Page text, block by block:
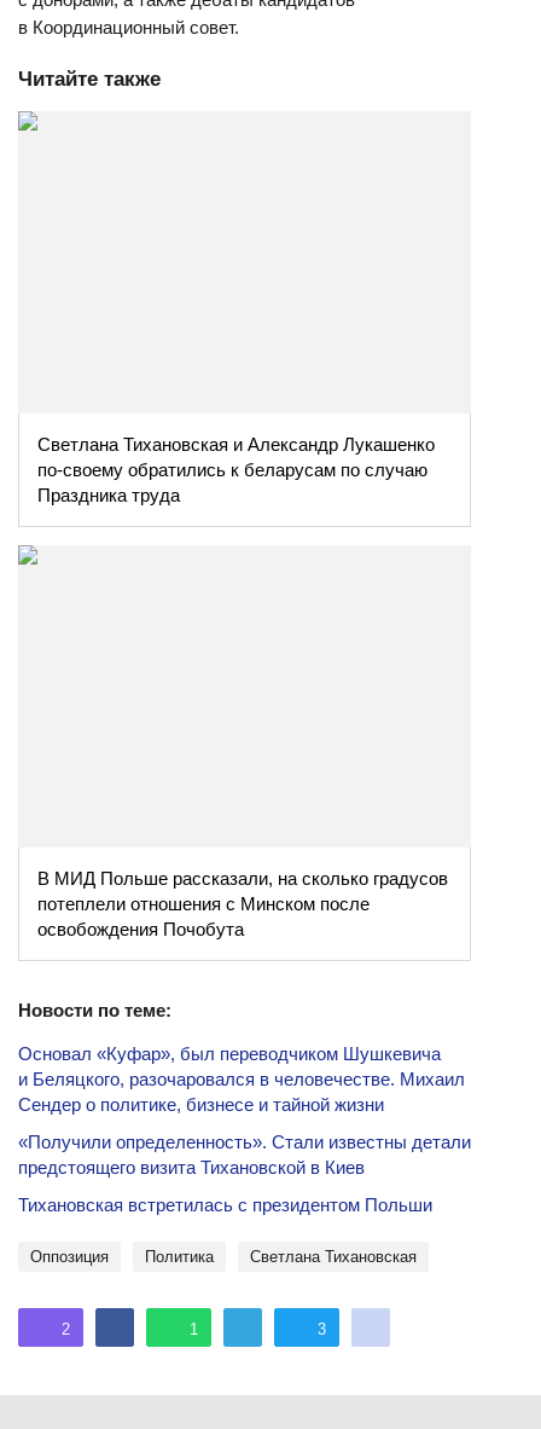
в Координационный совет.
Читайте также
Светлана Тихановская и Александр Лукашенко
по-своему обратились к беларусам по случаю
Праздника труда
В МИД Польше рассказали, на сколько градусов
потеплели отношения с Минском после
освобождения Почобута
Новости по теме:
Основал «Куфар», был переводчиком Шушкевича
и Беляцкого, разочаровался в человечестве. Михаил
Сендер о политике, бизнесе и тайной жизни
«Получили определенность». Стали известны детали
предстоящего визита Тихановской в Киев
Тихановская встретилась с президентом Польши
оппозиция политика Светлана Тихановская
2 1 3